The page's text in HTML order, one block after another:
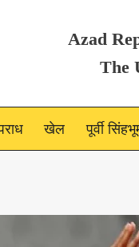
Azad
The
खेल पूर्वी